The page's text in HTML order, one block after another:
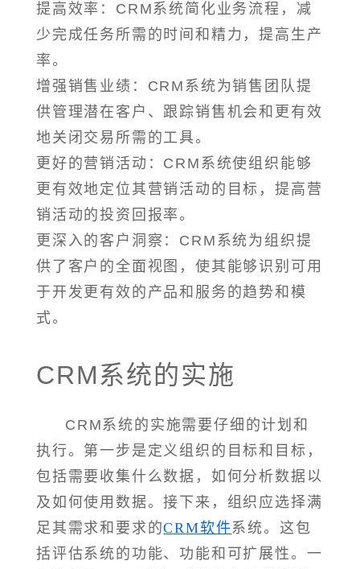
提高效率：CRM系统简化业务流程，减
少完成任务所需的时间和精力，提高生产
率。
增强销售业绩：CRM系统为销售团队提
供管理潜在客户、跟踪销售机会和更有效
地关闭交易所需的工具。
更好的营销活动：CRM系统使组织能够
更有效地定位其营销活动的目标，提高营
销活动的投资回报率。
更深入的客户洞察：CRM系统为组织提
供了客户的全面视图，使其能够识别可用
于开发更有效的产品和服务的趋势和模
式。
CRM系统的实施
CRM系统的实施需要仔细的计划和
执行。第一步是定义组织的目标和目标，
包括需要收集什么数据，如何分析数据以
及如何使用数据。接下来，组织应选择满
足其需求和要求的CRM软件系统。这包
括评估系统的功能、功能和可扩展性。一